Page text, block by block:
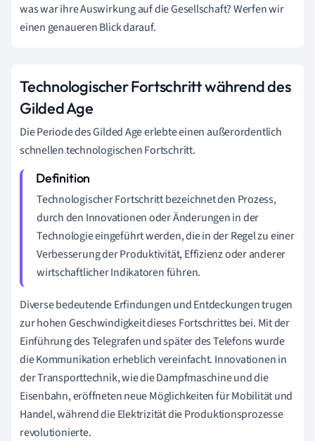
was war ihre Auswirkung auf die Gesellschaft? Werfen wir
einen genaueren Blick darauf.
Technologischer Fortschritt während des
Gilded Age
Die Periode des Gilded Age erlebte einen außerordentlich
schnellen technologischen Fortschritt.
Technologischer Fortschritt bezeichnet den Prozess,
durch den Innovationen oder Änderungen in der
Technologie eingeführt werden, die in der Regel zu einer
Verbesserung der Produktivität, Effizienz oder anderer
wirtschaftlicher Indikatoren führen.
Diverse bedeutende Erfindungen und Entdeckungen trugen
zur hohen Geschwindigkeit dieses Fortschrittes bei. Mit der
Einführung des Telegrafen und später des Telefons wurde
die Kommunikation erheblich vereinfacht. Innovationen in
der Transporttechnik, wie die Dampfmaschine und die
Eisenbahn, eröffneten neue Möglichkeiten für Mobilität und
Handel, während die Elektrizität die Produktionsprozesse
revolutionierte.